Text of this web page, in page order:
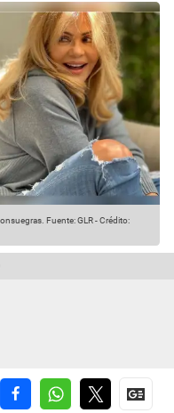
Fuente: GLR-Crédito: